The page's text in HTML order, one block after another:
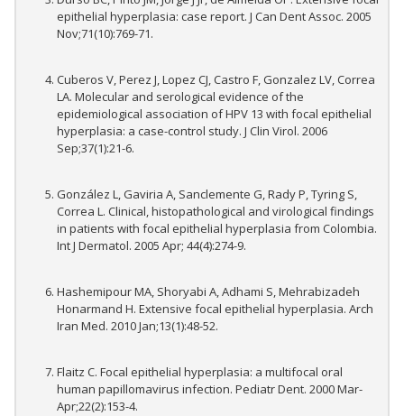
epithelial hyperplasia: case report. J Can Dent Assoc. 2005
Nov;71(10):769-71.
Cuberos V, Perez J, Lopez CJ, Castro F, Gonzalez LV, Correa
LA. Molecular and serological evidence of the
epidemiological association of HPV 13 with focal epithelial
hyperplasia: a case-control study. J Clin Virol. 2006
Sep;37(1):21-6.
González L, Gaviria A, Sanclemente G, Rady P, Tyring S,
Correa L. Clinical, histopathological and virological findings
in patients with focal epithelial hyperplasia from Colombia.
Int J Dermatol. 2005 Apr; 44(4):274-9.
Hashemipour MA, Shoryabi A, Adhami S, Mehrabizadeh
Honarmand H. Extensive focal epithelial hyperplasia. Arch
Iran Med. 2010 Jan;13(1):48-52.
Flaitz C. Focal epithelial hyperplasia: a multifocal oral
human papillomavirus infection. Pediatr Dent. 2000 Mar-
Apr;22(2):153-4.